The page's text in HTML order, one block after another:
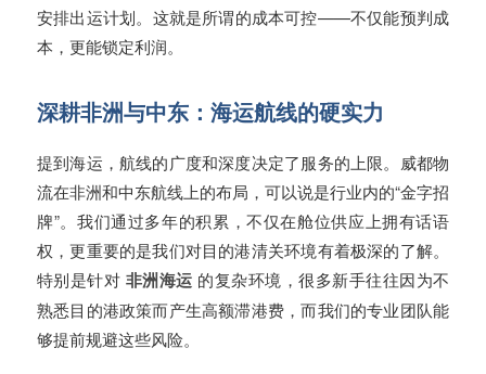
安排出运计划。这就是所谓的成本可控——不仅能预判成
本，更能锁定利润。
深耕非洲与中东：海运航线的硬实力
提到海运，航线的广度和深度决定了服务的上限。威都物
流在非洲和中东航线上的布局，可以说是行业内的“金字招
牌”。我们通过多年的积累，不仅在舱位供应上拥有话语
权，更重要的是我们对目的港清关环境有着极深的了解。
特别是针对 非洲海运 的复杂环境，很多新手往往因为不
熟悉目的港政策而产生高额滞港费，而我们的专业团队能
够提前规避这些风险。